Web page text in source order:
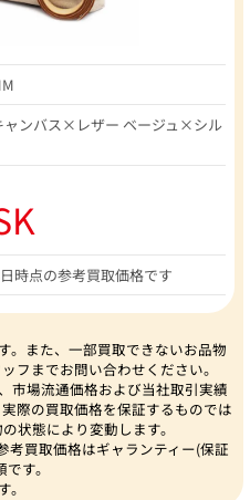
ャンバス×レザー ベージュ×シル
時点の参考買取価格です
。また、一部買取できないお品物
フまでお問い合わせください。
市場流通価格および当社取引実績
際の買取価格を保証するものでは
状態により変動します。
考買取価格はギャランティー(保証
す。